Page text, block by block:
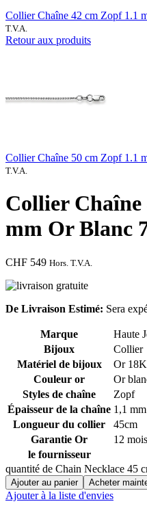
Collier Chaîne 42 cm Zopf 1.1
T.V.A.
Retour aux produits
Collier Chaîne 50 cm Zopf 1.1
T.V.A.
Collier Chaîne
mm Or Blanc
CHF 549 Hors. T.V.A.
De Livraison Estimé: Sera
Marque
Haute
Bijoux
Collier
Matériel de bijoux
Or
Couleur or
Or
Styles de chaîne
Zopf
Épaisseur de la chaîne 1,1 mm
Longueur du collier
45cm
Garantie Or
12 mois
le fournisseur
quantité de Chain Necklace 45
Ajouter au panier Acheter
Ajouter à la liste d'envies